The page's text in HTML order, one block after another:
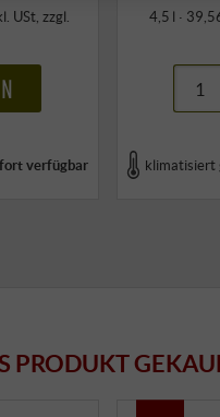
USt, zzgl.
verfügbar
4,5 l ·
klimatisiert
PRODUKT